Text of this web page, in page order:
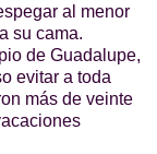
al menor
su cama.
de Guadalupe,
evitar a toda
más de veinte